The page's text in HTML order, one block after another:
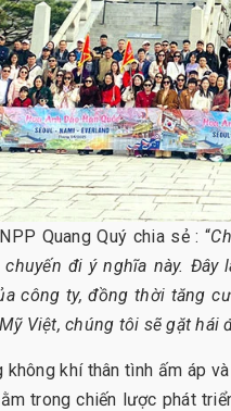
Quang Quý chia sẻ : “
đi ý nghĩa này.
công ty, đồng thời tăng
Việt, chúng tôi sẽ gặt hái
không khí thân tình ấm áp
trong chiến lược phát